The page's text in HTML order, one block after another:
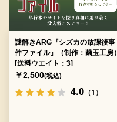
謎解きARG『シズカの放課後事
件ファイル』（制作：繭玉工房）
[送料ウエイト：3]
￥2,500(税込)
4.0 （1）